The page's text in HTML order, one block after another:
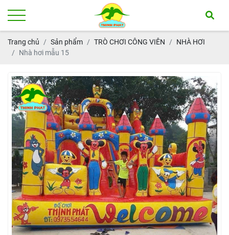
Trang chủ Sản phẩm TRÒ CHƠI CÔNG VIÊN
NHÀ HƠI
Nhà hơi mẫu 15